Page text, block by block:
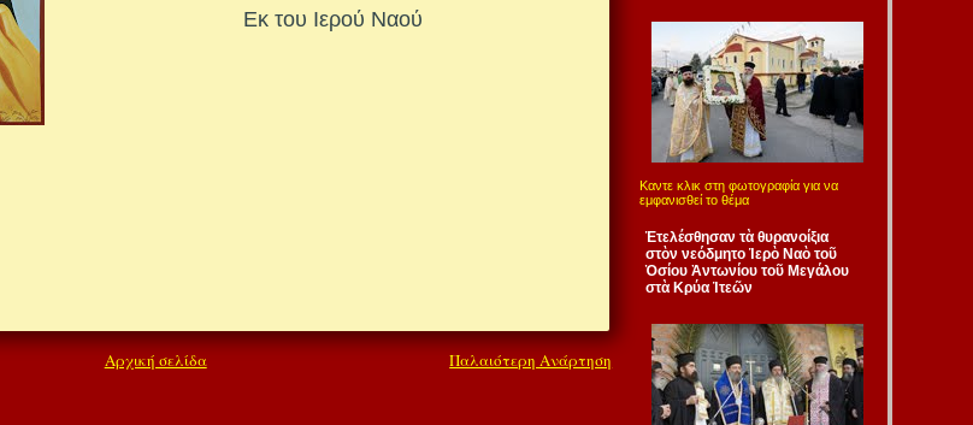
Εκ του Ιερού Ναού
Παλαιότερη Ανάρτηση
Αρχική σελίδα
Καντε κλικ στη φωτογραφία για να
εμφανισθεί το θέμα
Ἐτελέσθησαν τὰ θυρανοίξια
στὸν νεόδμητο Ἱερὸ Ναὸ τοῦ
Ὁσίου Ἀντωνίου τοῦ Μεγάλου
στὰ Κρύα Ἰτεῶν